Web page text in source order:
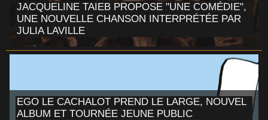
JACQUELINE TAIEB PROPOSE "UNE COMÉDIE",
UNE NOUVELLE CHANSON INTERPRÉTÉE PAR
JULIA LAVILLE
EGO LE CACHALOT PREND LE LARGE, NOUVEL
ALBUM ET TOURNÉE JEUNE PUBLIC